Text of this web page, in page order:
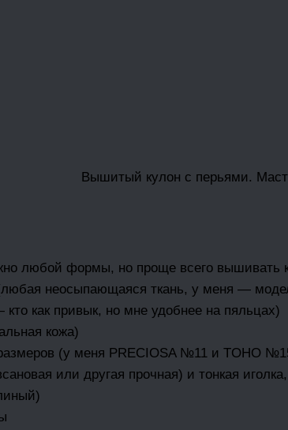
Вышитый кулон с перьями.
любой формы, но проще всего вышивать
неосыпающаяся ткань, у меня —
как привык, но мне удобнее на пяльцах)
кожа)
(у меня PRECIOSA №11 и TOHO
или другая прочная) и тонкая